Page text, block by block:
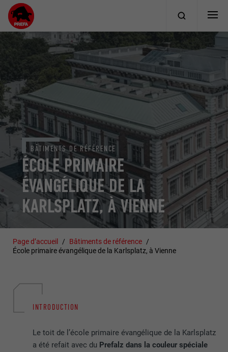
ÉCOLE PRIMAIRE
ÉVANGÉLIQUE DE LA
KARLSPLATZ, À VIENNE
BÂTIMENTS DE RÉFÉRENCE
Page d’accueil
Bâtiments de référence
École primaire évangélique de la Karlsplatz, à Vienne
INTRODUCTION
Le toit de l’école primaire évangélique de la Karlsplatz
a été refait avec du Prefalz dans la couleur spéciale